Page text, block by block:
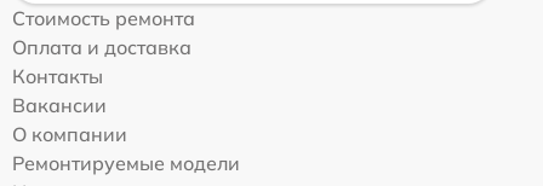
Стоимость ремонта
Оплата и доставка
Контакты
Вакансии
О компании
Ремонтируемые модели